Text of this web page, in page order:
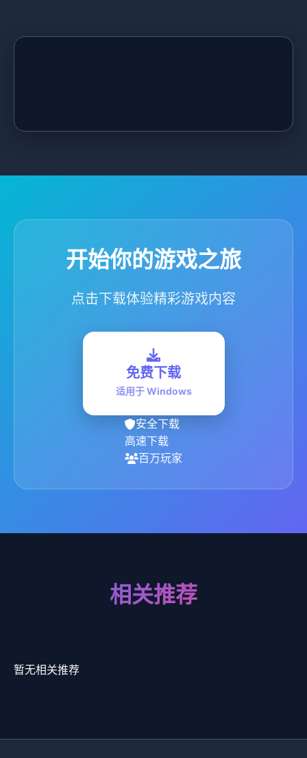
开始你的游戏之旅
点击下载体验精彩游戏内容
免费下载
适用于 Windows
安全下载
高速下载
百万玩家
相关推荐
暂无相关推荐